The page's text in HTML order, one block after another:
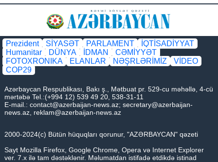
Prezident SİYASƏT PARLAMENT
İQTİSADİYYAT
Humanitar
DÜNYA İDMAN
CƏMİYYƏT
FOTOXRONIKA
ELANLAR NƏŞRLƏRİMİZ
VİDEO
COP29
Azərbaycan Respublikası, Bakı ş., Mətbuat pr. 529-cu məhəllə, 4-cü
mərtəbə Tel.:(+994 12) 539 49 20, 538-31-11
E-mail.: contact@azerbaijan-news.az; secretary@azerbaijan-
news.az reklam@azerbaijan-news.az
2000-2024(c) Bütün hüquqları qorunur, "AZƏRBAYCAN" qəzeti
Sayt Mozilla Firefox, Google Chrome, Opera və Internet Explorer
ver. 7.x ilə tam dəstəklənir. Məlumatdan istifadə etdikdə istinad